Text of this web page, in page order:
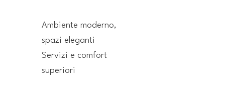
Ambiente moderno,
spazi eleganti
​Servizi e comfort
superiori